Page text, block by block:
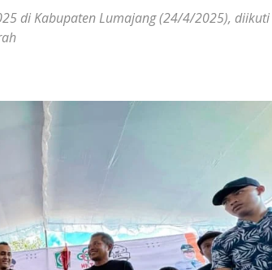
di Kabupaten Lumajang (24/4/2025), diikuti